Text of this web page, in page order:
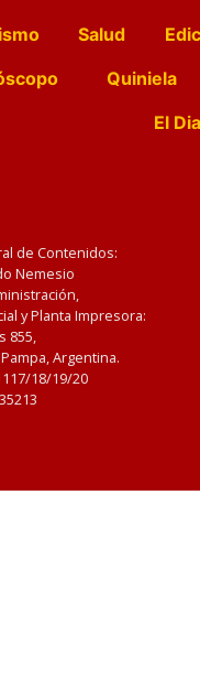
Salud
Quiniela
El
de Contenidos:
Nemesio
y Planta Impresora:
855,
Argentina.
18/19/20